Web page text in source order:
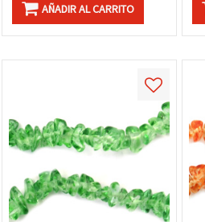
AÑADIR AL CARRITO